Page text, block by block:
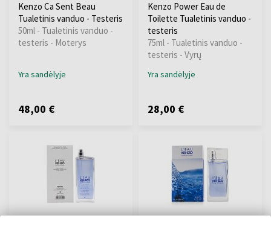
Kenzo Ca Sent Beau
Tualetinis vanduo - Testeris
50ml - Tualetinis vanduo -
testeris - Moterys
Yra sandėlyje
48,00 €
Kenzo Power Eau de
Toilette Tualetinis vanduo -
testeris
75ml - Tualetinis vanduo -
testeris - Vyrų
Yra sandėlyje
28,00 €